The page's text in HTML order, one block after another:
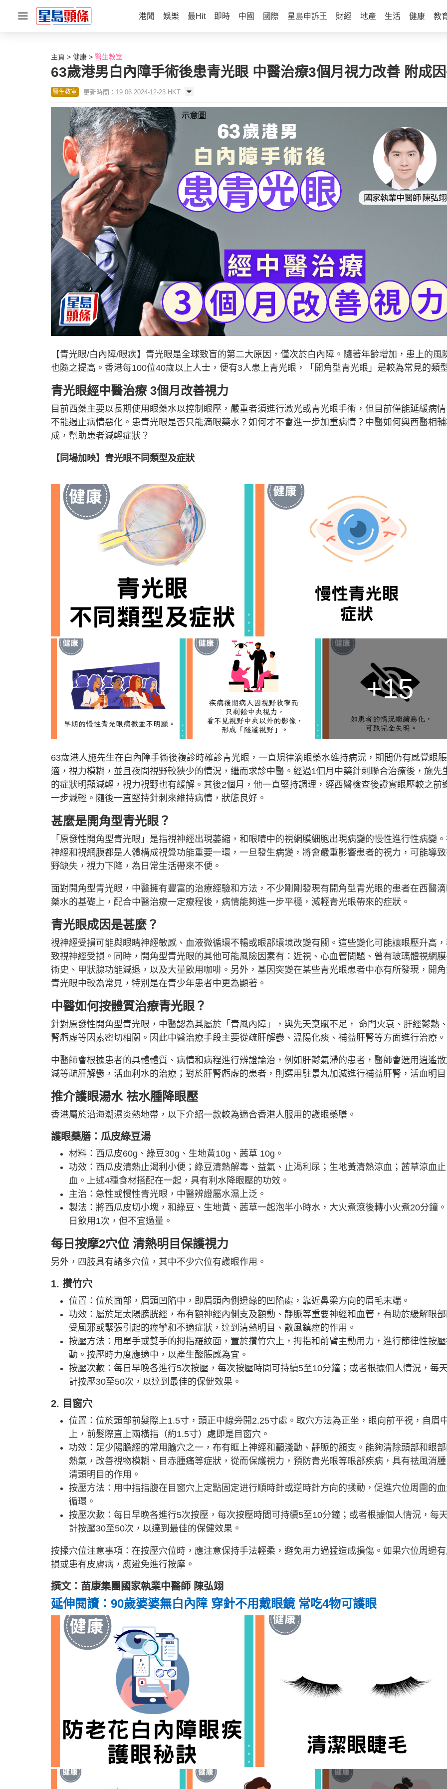
港聞 娛樂 最Hit 即時 中國 國際 星島申訴王 財經 地產 生活 健康 教
主頁 健康 醫生教室
63歲港男白內障手術後患青光眼 中醫治療3個月視力改善 附成
醫生教室 更新時間：19:06 2024-12-23 HKT
【青光眼/白內障/眼疾】青光眼是全球致盲的第二大原因，僅次於白內障。隨著年齡增加，患上的風
也隨之提高。香港每100位40歲以上人士，便有3人患上青光眼，「開角型青光眼」是較為常見的類
青光眼經中醫治療 3個月改善視力
目前西藥主要以長期使用眼藥水以控制眼壓，嚴重者須進行激光或青光眼手術，但目前僅能延緩病情
不能遏止病情惡化。患青光眼是否只能滴眼藥水？如何才不會進一步加重病情？中醫如何與西醫相輔
成，幫助患者減輕症狀？
【同場加映】青光眼不同類型及症狀
+15
63歲港人施先生在白內障手術後複診時確診青光眼，一直規律滴眼藥水維持病況，期間仍有感覺眼
適，視力模糊，並且夜間視野較狹少的情況，繼而求診中醫。經過1個月中藥針刺聯合治療後，施先
的症狀明顯減輕，視力視野也有緩解。其後2個月，他一直堅持調理，經西醫檢查後證實眼壓較之前
一步減輕。隨後一直堅持針刺來維持病情，狀態良好。
甚麼是開角型青光眼？
「原發性開角型青光眼」是指視神經出現萎縮，和眼睛中的視網膜細胞出現病變的慢性進行性病變
神經和視網膜都是人體構成視覺功能重要一環，一旦發生病變，將會嚴重影響患者的視力，可能導
野缺失，視力下降，為日常生活帶來不便。
面對開角型青光眼，中醫擁有豐富的治療經驗和方法，不少剛剛發現有開角型青光眼的患者在西醫
藥水的基礎上，配合中醫治療一定療程後，病情能夠進一步平穩，減輕青光眼帶來的症狀。
青光眼成因是甚麼？
視神經受損可能與眼睛神經敏感、血液微循環不暢或眼部環境改變有關。這些變化可能讓眼壓升高
致視神經受損。同時，開角型青光眼的其他可能風險因素有：近視、心血管問題、曾有玻璃體視網
術史、甲狀腺功能減退，以及大量飲用咖啡。另外，基因突變在某些青光眼患者中亦有所發現，開角
青光眼中較為常見，特別是在青少年患者中更為顯著。
中醫如何按體質治療青光眼？
針對原發性開角型青光眼，中醫認為其屬於「青風內障」，與先天稟賦不足， 命門火衰、肝經鬱熱
腎虧虛等因素密切相關。因此中醫治療手段主要從疏肝解鬱、溫陽化痰、補益肝腎等方面進行治療。
中醫師會根據患者的具體體質、病情和病程進行辨證論治，例如肝鬱氣滯的患者，醫師會選用逍遙
減等疏肝解鬱，活血利水的治療；對於肝腎虧虛的患者，則選用駐景丸加減進行補益肝腎，活血明目
推介護眼湯水 祛水腫降眼壓
香港屬於沿海潮濕炎熱地帶，以下介紹一款較為適合香港人服用的護眼藥膳。
護眼藥膳：瓜皮綠豆湯
材料：西瓜皮60g、綠豆30g、生地黃10g、茜草 10g。
功效：西瓜皮清熱止渴利小便；綠豆清熱解毒、益氣、止渴利尿；生地黃清熱涼血；茜草涼血止
血。上述4種食材搭配在一起，具有利水降眼壓的功效。
主治：急性或慢性青光眼，中醫辨證屬水濕上泛。
製法：將西瓜皮切小塊，和綠豆、生地黃、茜草一起泡半小時水，大火煮滾後轉小火煮20分鐘
日飲用1次，但不宜過量。
每日按摩2穴位 清熱明目保護視力
另外，四肢具有諸多穴位，其中不少穴位有護眼作用。
1. 攢竹穴
位置：位於面部，眉頭凹陷中，即眉頭內側邊緣的凹陷處，靠近鼻梁方向的眉毛末端。
功效：屬於足太陽膀胱經，布有額神經內側支及額動、靜脈等重要神經和血管，有助於緩解眼部
受風邪或緊張引起的痙攣和不適症狀，達到清熱明目、散風鎮痙的作用。
按壓方法：用單手或雙手的拇指羅紋面，置於攢竹穴上，拇指和前臂主動用力，進行節律性按
動。按壓時力度應適中，以產生酸脹感為宜。
按壓次數：每日早晚各進行5次按壓，每次按壓時間可持續5至10分鐘；或者根據個人情況，每
計按壓30至50次，以達到最佳的保健效果。
2. 目窗穴
位置：位於頭部前髮際上1.5寸，頭正中線旁開2.25寸處。取穴方法為正坐，眼向前平視，自眉
上，前髮際直上兩橫指（約1.5寸）處即是目窗穴。
功效：足少陽膽經的常用腧穴之一，布有眶上神經和顳淺動、靜脈的額支。能夠清除頭部和眼
熱氣，改善視物模糊、目赤腫痛等症狀，從而保護視力，預防青光眼等眼部疾病，具有祛風消腫
清頭明目的作用。
按壓方法：用中指指腹在目窗穴上定點固定进行順時針或逆時針方向的揉動，促進穴位周圍的
循環。
按壓次數：每日早晚各進行5次按壓，每次按壓時間可持續5至10分鐘；或者根據個人情況，每
計按壓30至50次，以達到最佳的保健效果。
按揉穴位注意事項：在按壓穴位時，應注意保持手法輕柔，避免用力過猛造成損傷。如果穴位周邊
損或患有皮膚病，應避免進行按摩。
撰文：苗康集團國家執業中醫師 陳弘翊
延伸閱讀：90歲婆婆無白內障 穿針不用戴眼鏡 常吃4物可護眼